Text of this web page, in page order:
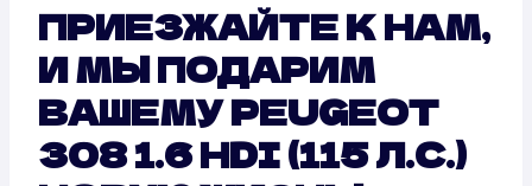
ПРИЕЗЖАЙТЕ К НАМ,
И МЫ ПОДАРИМ
ВАШЕМУ PEUGEOT
308 1.6 HDI (115 Л.С.)